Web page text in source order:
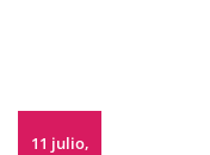
11 julio,